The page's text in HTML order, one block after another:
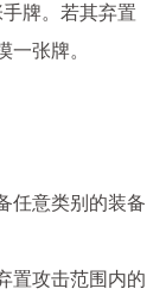
牌。若其弃置
一张牌。
任意类别的装备
置攻击范围内的